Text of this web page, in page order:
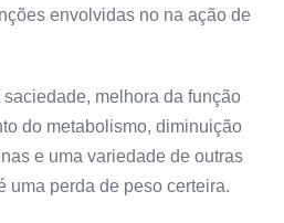
envolvidas no na ação de
melhora da função
do metabolismo, diminuição
e uma variedade de outras
uma perda de peso certeira.